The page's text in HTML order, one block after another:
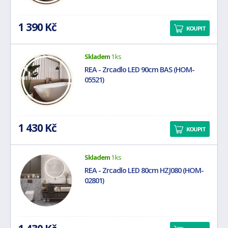
1 390 Kč KOUPIT
Skladem1 ks
REA - Zrcadlo LED 90cm BAS (HOM-
05521)
1 430 Kč KOUPIT
Skladem1 ks
REA - Zrcadlo LED 80cm HZJ080 (HOM-
02801)